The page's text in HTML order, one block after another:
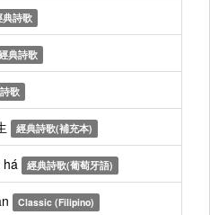
典詩歌
典詩歌
歌
經典詩歌(補充本)
há 經典詩歌(葡萄牙語)
Classic (Filipino)